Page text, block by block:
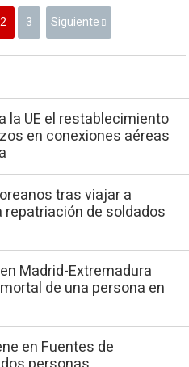
2 3 Siguiente
la UE el restablecimiento
en conexiones aéreas
tras viajar a
repatriación de soldados
Madrid-Extremadura
de una persona en
en Fuentes de